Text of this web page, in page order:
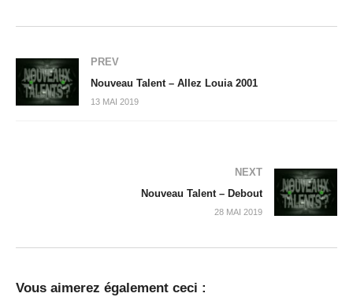
PREV
Nouveau Talent – Allez Louia 2001
13 MAI 2019
NEXT
Nouveau Talent – Debout
28 MAI 2019
Vous aimerez également ceci :